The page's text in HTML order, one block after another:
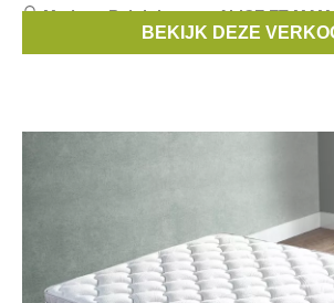
Merken:Ralph Lauren,ALICE ET
Passion Home Linen, ...
BEKIJK DEZE